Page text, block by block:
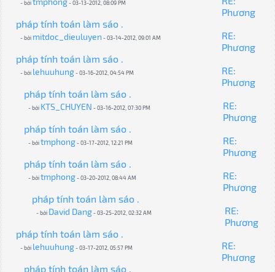
- bởi - 03-13-2012, 08:09 PM
Phương
pháp tính toán làm sáo .
- bởi mitdoc_dieuluyen - 03-14-2012, 09:01 AM
RE:
Phương
pháp tính toán làm sáo .
- bởi lehuuhung- 03-16-2012, 04:54 PM
RE:
Phương
pháp tính toán làm sáo .
- bởi KTS_CHUYEN - 03-16-2012, 07:30 PM
RE:
Phương
pháp tính toán làm sáo .
- bởitmphong- 03-17-2012, 12:21 PM
RE:
Phương
pháp tính toán làm sáo .
- bởitmphong- 03-20-2012, 08:44 AM
RE:
Phương
pháp tính toán làm sáo .
- bởi David Dang- 03-25-2012, 02:32 AM
RE:
Phương
pháp tính toán làm sáo .
- bởi lehuuhung- 03-17-2012, 05:57 PM
RE:
Phương
pháp tính toán làm sáo .